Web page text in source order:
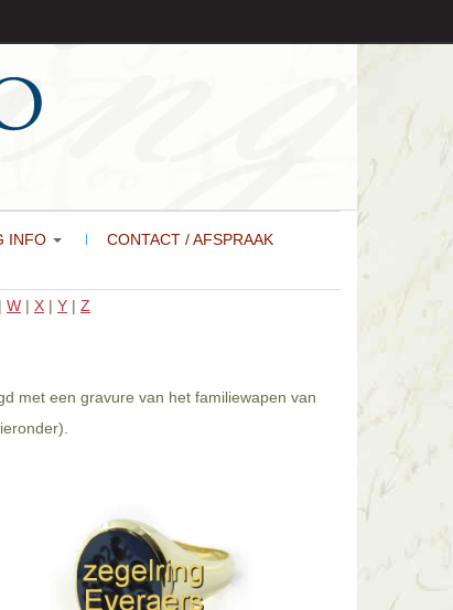
INFO CONTACT / AFSPRAAK
| W | X | Y | Z
met een gravure van het familiewapen van